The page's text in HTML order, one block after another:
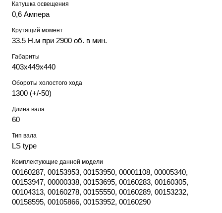
Катушка освещения
0,6 Ампера
Крутящий момент
33.5 Н.м при 2900 об. в мин.
Габариты
403х449х440
Обороты холостого хода
1300 (+/-50)
Длина вала
60
Тип вала
LS type
Комплектующие данной модели
00160287, 00153953, 00153950, 00001108, 00005340,
00153947, 00000338, 00153695, 00160283, 00160305,
00104313, 00160278, 00155550, 00160289, 00153232,
00158595, 00105866, 00153952, 00160290